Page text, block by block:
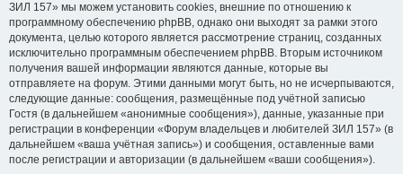
ЗИЛ 157» мы можем установить cookies, внешние по отношению к
программному обеспечению phpBB, однако они выходят за рамки этого
документа, целью которого является рассмотрение страниц, созданных
исключительно программным обеспечением phpBB. Вторым источником
получения вашей информации являются данные, которые вы
отправляете на форум. Этими данными могут быть, но не исчерпываются,
следующие данные: сообщения, размещённые под учётной записью
Гостя (в дальнейшем «анонимные сообщения»), данные, указанные при
регистрации в конференции «Форум владельцев и любителей ЗИЛ 157» (в
дальнейшем «ваша учётная запись») и сообщения, оставленные вами
после регистрации и авторизации (в дальнейшем «ваши сообщения»).